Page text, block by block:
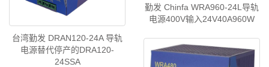
台湾勤发 DRAN120-24A 导轨
电源替代停产的DRA120-
24SSA
勤发 Chinfa WRA960-24L导轨
电源400V输入24V40A960W